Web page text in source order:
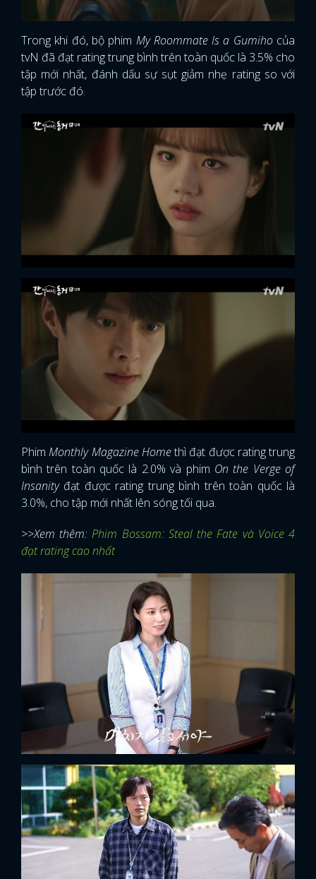
Trong khi đó, bộ phim My Roommate Is a Gumihocủa
tvN đã đạt rating trung bình trên toàn quốc là 3.5% cho
tập mới nhất, đánh dấu sự sụt giảm nhẹ rating so với
tập trước đó.
PhimMonthly Magazine Homethì đạt được rating trung
bình trên toàn quốc là 2.0% và phim On the Verge of
Insanity đạt được rating trung bình trên toàn quốc là
3.0%, cho tập mới nhất lên sóng tối qua.
>>Xem thêm:Phim Bossam: Steal the Fate và Voice 4
đạt rating cao nhất